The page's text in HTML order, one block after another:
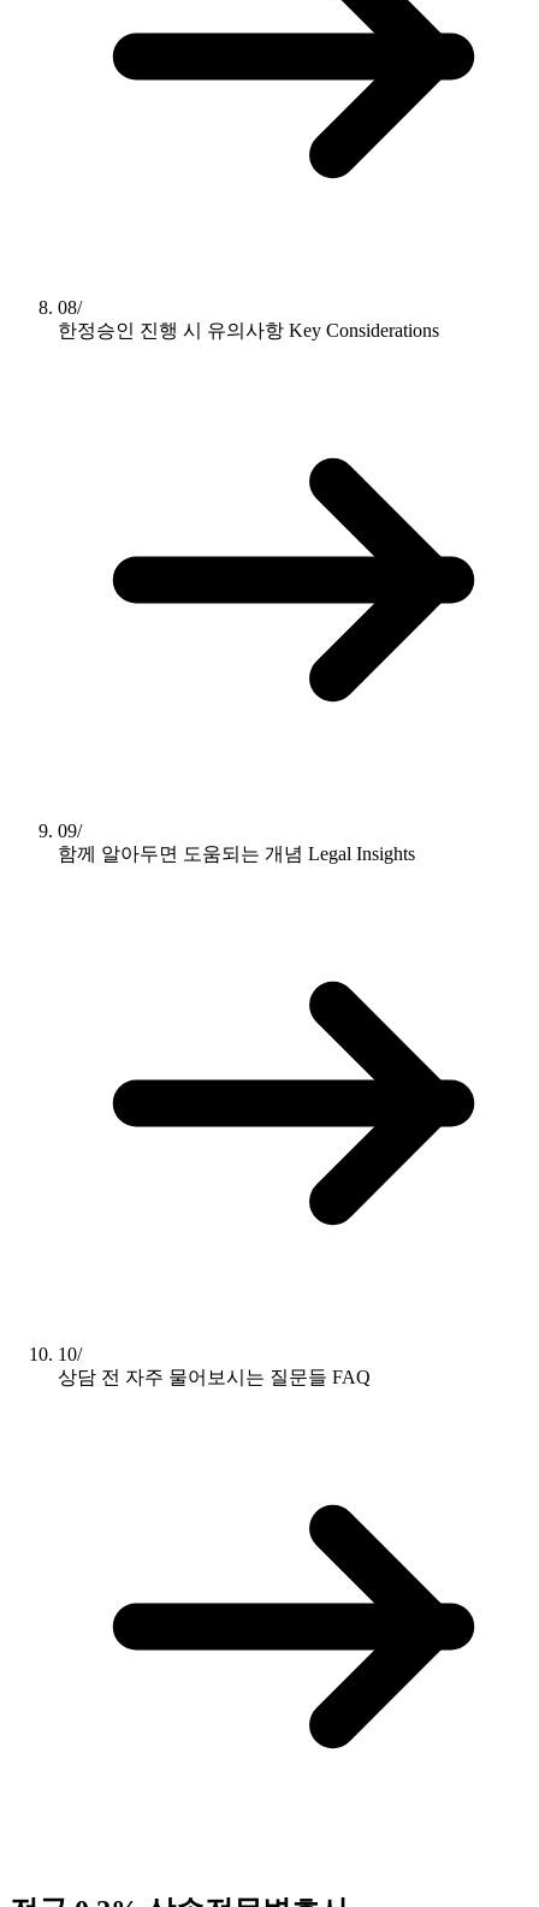
08/
한정승인 진행 시 유의사항 Key Considerations
09/
함께 알아두면 도움되는 개념 Legal Insights
10/
상담 전 자주 물어보시는 질문들 FAQ